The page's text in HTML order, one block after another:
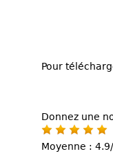
Pour
Donnez une
Moyenne :